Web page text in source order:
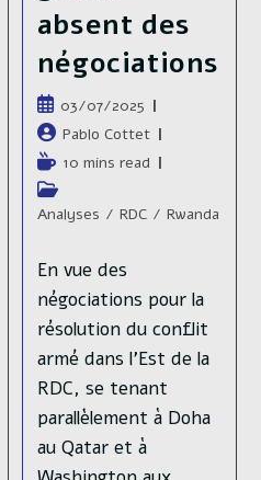
absent des
négociations
Publication
publiée :
03/07/2025
Auteur/autrice
de
la
publication :
Pablo Cottet
Temps
de
lecture :
10 mins read
Post
category:
Analyses / RDC / Rwanda
En vue des
négociations pour la
résolution du conflit
armé dans l’Est de la
RDC, se tenant
parallèlement à Doha
au Qatar et à